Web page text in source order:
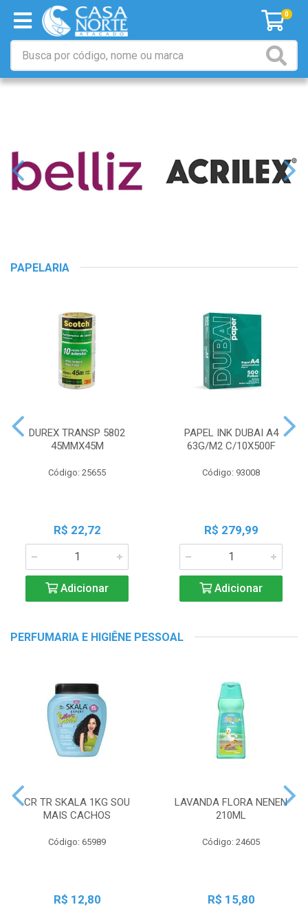
0
PAPELARIA
DUREX TRANSP 5802
45MMX45M
Código: 25655
R$ 22,72
Adicionar
PAPEL INK DUBAI A4
63G/M2 C/10X500F
Código: 93008
R$ 279,99
Adicionar
PERFUMARIA E HIGIÊNE PESSOAL
CR TR SKALA 1KG SOU
MAIS CACHOS
Código: 65989
R$ 12,80
LAVANDA FLORA NENEN
210ML
Código: 24605
R$ 15,80